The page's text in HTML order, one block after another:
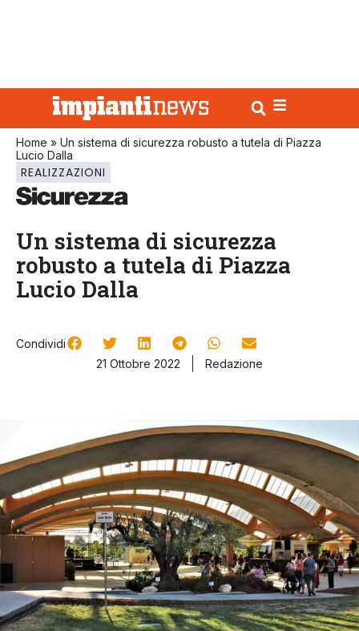
Home » Un sistema di sicurezza robusto a tutela di Piazza
Lucio Dalla
REALIZZAZIONI
Un sistema di sicurezza
robusto a tutela di Piazza
Lucio Dalla
Condividi
21 Ottobre 2022
Redazione